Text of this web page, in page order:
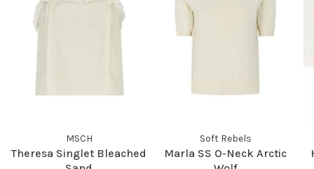
MSCH
Theresa Singlet Bleached
Soft Rebels
Marla SS O-Neck Arctic